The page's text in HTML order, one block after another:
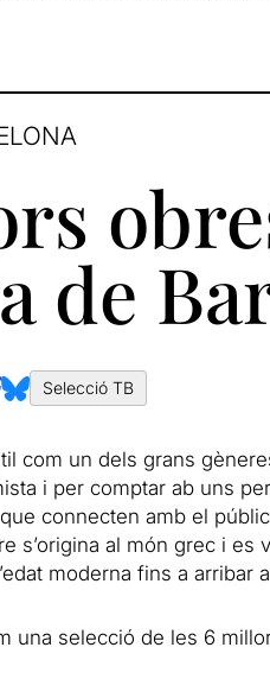
de
Selecció TB
com un dels grans
i per comptar ab uns
connecten amb el
s’origina al món grec i es
moderna fins a arribar
una selecció de les 6